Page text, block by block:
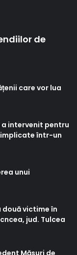
de
care vor lua
intervenit pentru
într-un
unui
victime în
jud. Tulcea
Măsuri de